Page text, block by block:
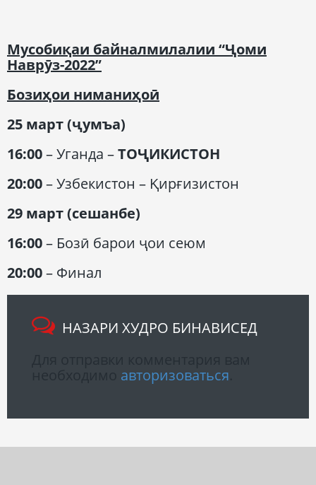
Мусобиқаи байналмилалии “Ҷоми
Наврӯз-2022”
Бозиҳои ниманиҳоӣ
25 март (ҷумъа)
16:00– Уганда –ТОҶИКИСТОН
20:00– Узбекистон – Қирғизистон
29 март (сешанбе)
16:00– Бозӣ барои ҷои сеюм
20:00– Финал
НАЗАРИ ХУДРО БИНАВИСЕД
авторизоваться